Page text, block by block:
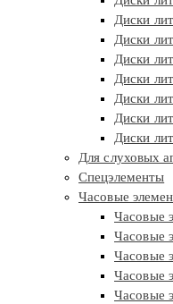
Диски
Диски
Диски
Диски
Диски
Диски
Диски
Для слуховых
Спецэлементы
Часовые
Часовые
Часовые
Часовые
Часовые
Часовые